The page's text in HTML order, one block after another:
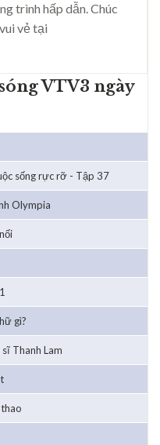
trình hấp dẫn. Chúc
vẻ tại
VTV3 ngày
sống rực rỡ - Tập 37
Olympia
gì?
sĩ Thanh Lam